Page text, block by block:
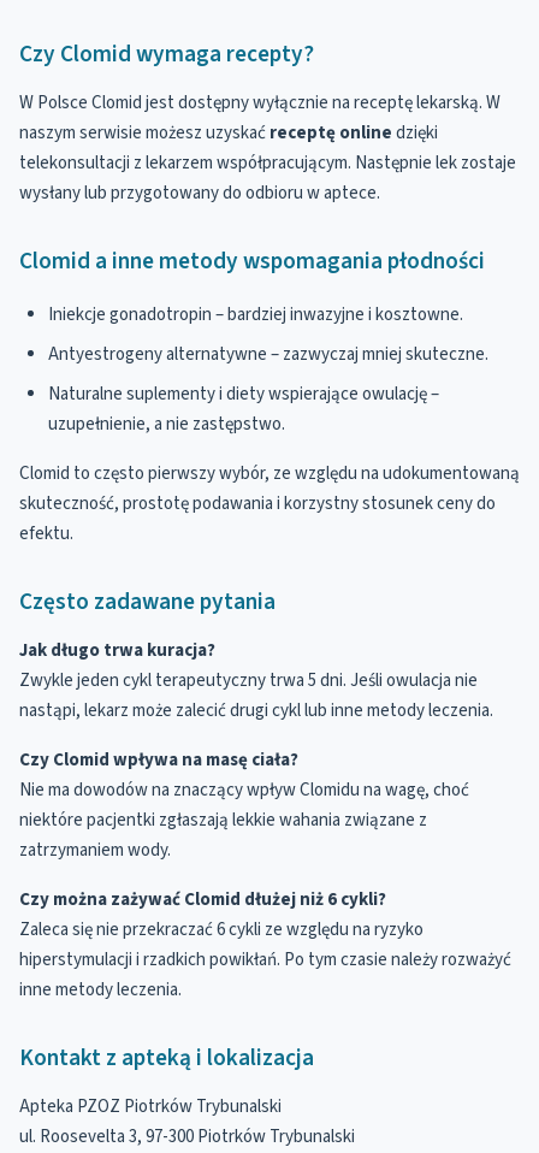
Czy Clomid wymaga recepty?
W Polsce Clomid jest dostępny wyłącznie na receptę lekarską. W
naszym serwisie możesz uzyskaćreceptę onlinedzięki
telekonsultacji z lekarzem współpracującym. Następnie lek zostaje
wysłany lub przygotowany do odbioru w aptece.
Clomid a inne metody wspomagania płodności
Iniekcje gonadotropin – bardziej inwazyjne i kosztowne.
Antyestrogeny alternatywne – zazwyczaj mniej skuteczne.
Naturalne suplementy i diety wspierające owulację –
uzupełnienie, a nie zastępstwo.
Clomid to często pierwszy wybór, ze względu na udokumentowaną
skuteczność, prostotę podawania i korzystny stosunek ceny do
efektu.
Często zadawane pytania
Jak długo trwa kuracja?
Zwykle jeden cykl terapeutyczny trwa 5 dni. Jeśli owulacja nie
nastąpi, lekarz może zalecić drugi cykl lub inne metody leczenia.
Czy Clomid wpływa na masę ciała?
Nie ma dowodów na znaczący wpływ Clomidu na wagę, choć
niektóre pacjentki zgłaszają lekkie wahania związane z
zatrzymaniem wody.
Czy można zażywać Clomid dłużej niż 6 cykli?
Zaleca się nie przekraczać 6 cykli ze względu na ryzyko
hiperstymulacji i rzadkich powikłań. Po tym czasie należy rozważyć
inne metody leczenia.
Kontakt z apteką i lokalizacja
Apteka PZOZ Piotrków Trybunalski
ul. Roosevelta 3, 97-300 Piotrków Trybunalski